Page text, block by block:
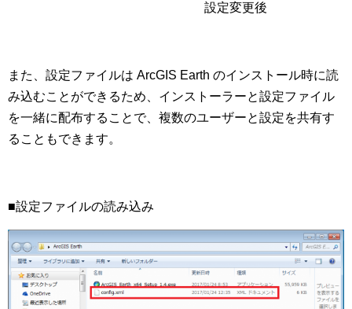
設定変更後
また、設定ファイルは ArcGIS Earth のインストール時に読
み込むことができるため、インストーラーと設定ファイル
を一緒に配布することで、複数のユーザーと設定を共有す
ることもできます。
■設定ファイルの読み込み